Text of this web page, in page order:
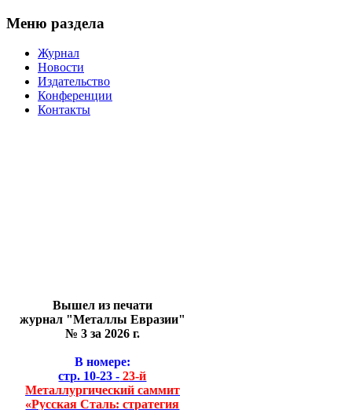
Меню раздела
Журнал
Новости
Издательство
Конференции
Контакты
Вышел из печати
журнал "Металлы Евразии"
№ 3 за 2026 г.
В номере:
стр. 10-23 - 23-й
Металлургический саммит
«Русская Сталь: стратегия